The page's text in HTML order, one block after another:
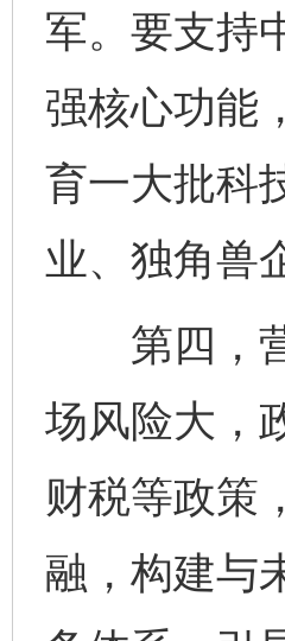
军。要支持
强核心功能
育一大批科
业、独角兽
第四，营
场风险大，
财税等政策
融，构建与